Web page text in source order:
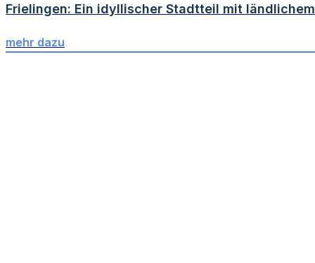
Frielingen: Ein idyllischer Stadtteil mit
mehr dazu